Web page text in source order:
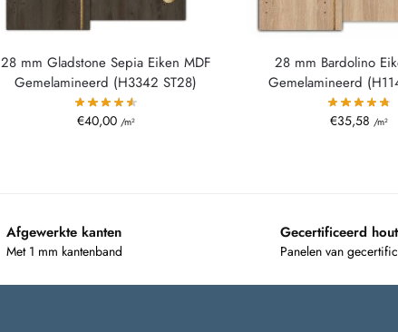
28 mm Gladstone Sepia Eiken MDF
Gemelamineerd (H3342 ST28)
€40,00 /m²
28 mm Bardolino
Gemelamineerd
€35,58 /m²
Afgewerkte kanten
Met 1 mm kantenband
Gecertificeerd hout
Panelen van